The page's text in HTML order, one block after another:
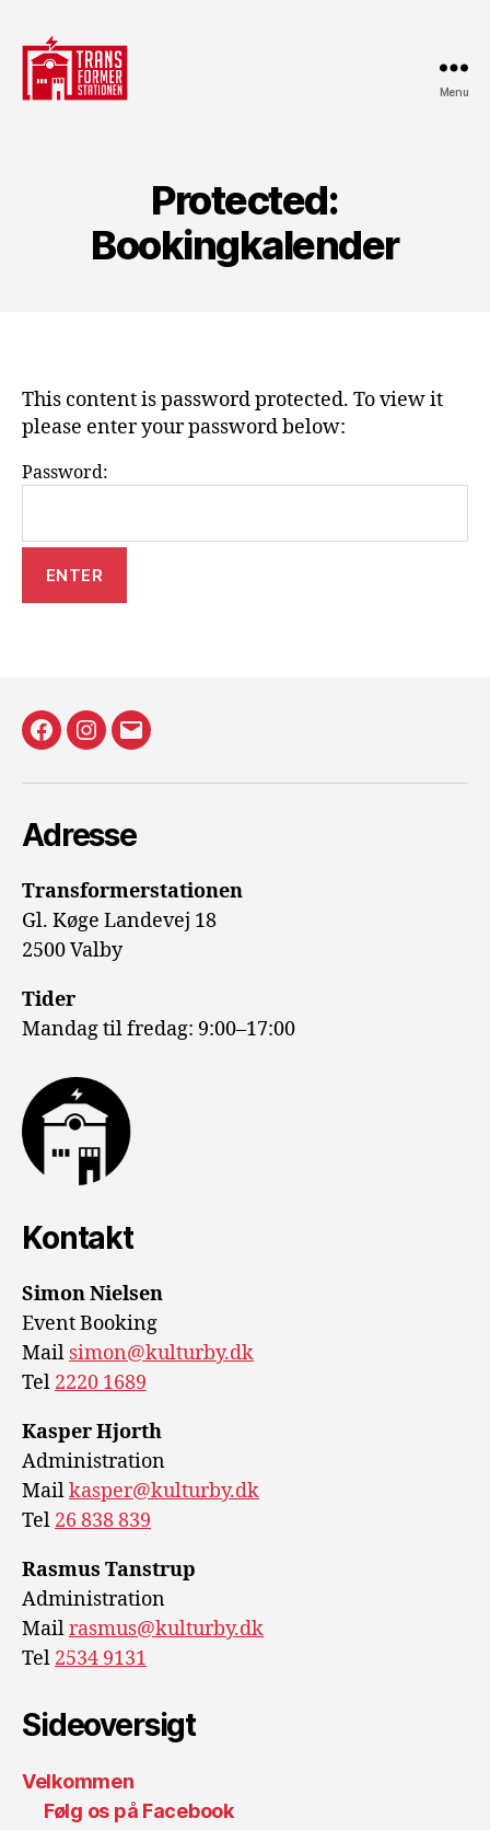
Menu
Protected:
Bookingkalender
This content is password protected. To view it
please enter your password below:
Password:
Facecebook
Instagram
E-
Adresse
Transformerstationen
Gl. Køge Landevej 18
2500 Valby
Tider
Mandag til fredag: 9:00–17:00
Kontakt
Simon Nielsen
Event Booking
Mail simon@kulturby.dk
Tel 2220 1689
Kasper Hjorth
Administration
Mailkasper@kulturby.dk
Tel 26 838 839
Rasmus Tanstrup
Administration
Mailrasmus@kulturby.dk
Tel 2534 9131
Sideoversigt
Velkommen
Følg os på Facebook